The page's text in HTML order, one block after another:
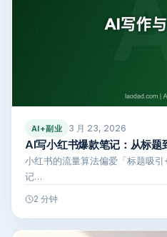
AI+副业 3 月 23, 2026
AI写小红书爆款笔记：从标题
小红书的流量算法偏爱「标题吸
记…
2 分钟